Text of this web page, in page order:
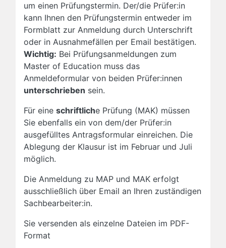
um einen Prüfungstermin. Der/die Prüfer:in
kann Ihnen den Prüfungstermin entweder im
Formblatt zur Anmeldung durch Unterschrift
oder in Ausnahmefällen per Email bestätigen.
Wichtig: Bei Prüfungsanmeldungen zum
Master of Education muss das
Anmeldeformular von beiden Prüfer:innen
unterschrieben sein.
Für eine schriftliche Prüfung (MAK) müssen
Sie ebenfalls ein von dem/der Prüfer:in
ausgefülltes Antragsformular einreichen. Die
Ablegung der Klausur ist im Februar und Juli
möglich.
Die Anmeldung zu MAP und MAK erfolgt
ausschließlich über Email an Ihren zuständigen
Sachbearbeiter:in.
Sie versenden als einzelne Dateien im PDF-
Format